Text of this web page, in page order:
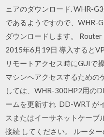
ェアのダウンロード. WHR-
であるようですので、WHR-
ダウンロードします。
2015年6月19日 導入すると
リモートアクセス時にGUIで
マシンへアクセスするための
しては、WHR-300HP2用の
ームを更新すれ DD-WRT が
スまたはイーサネットケーブ
接続 してください。 ルータ